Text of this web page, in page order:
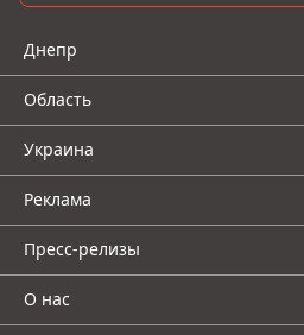
Днепр
Область
Украина
Реклама
Пресс-релизы
О нас